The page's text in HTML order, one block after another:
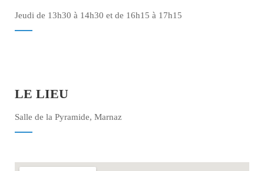
Jeudi de 13h30 à 14h30 et de 16h15 à 17h15
LE LIEU
Salle de la Pyramide, Marnaz